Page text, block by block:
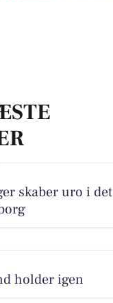
skaber uro i det
holder igen